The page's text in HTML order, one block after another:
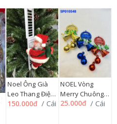
Noel Ông Già
Leo Thang Điện
Tử SP010278,
150.000đ / Cái
NOEL Vòng
Merry Chuông
40 li KT145
25.000đ / Cái